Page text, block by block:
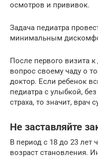
осмотров и прививок.
Задача педиатра
минимальным
После первого визита
вопрос своему чаду о
доктор. Если ребенок
педиатра с улыбкой,
страха, то значит, врач
Не заставляйте
В период с 18 до 23 лет
возраст становления.